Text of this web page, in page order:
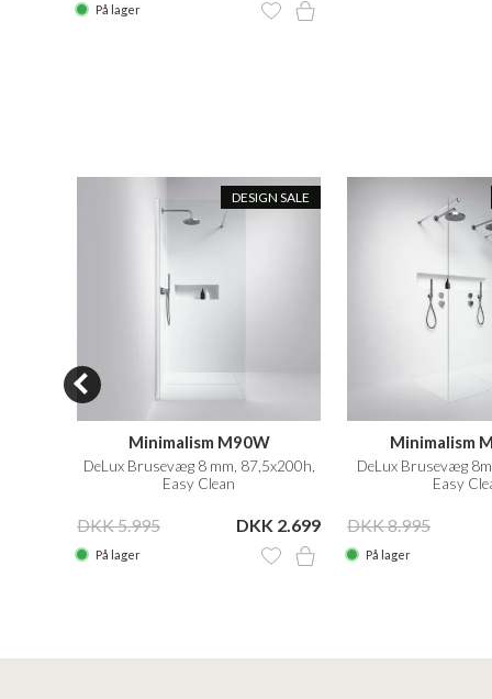
På lager
DESIGN SALE
Minimalism M90W
DeLux Brusevæg 8 mm, 87,5x200h,
Easy Clean
DKK 5.995 DKK 2.699
På lager
Minimalism
DeLux Brusevæg
Easy
DKK 8.995
På lager